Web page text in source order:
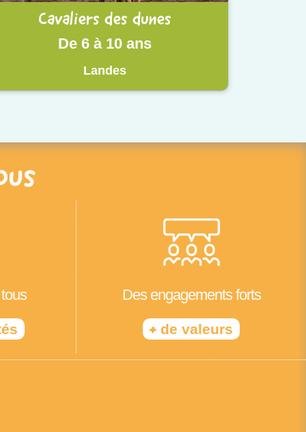
Cavaliers des dunes
De 6 à 10 ans
Landes
Des engagements forts
+ de valeurs